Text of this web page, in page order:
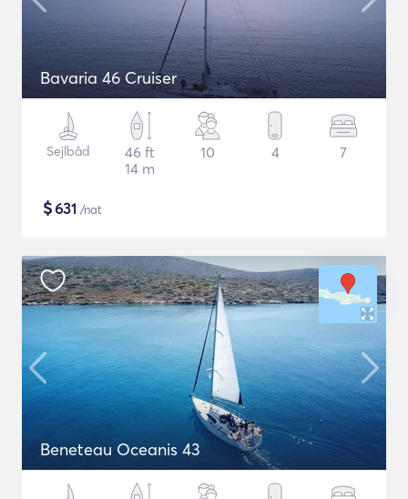
Bavaria 46 Cruiser
Sejlbåd
46 ft
14 m
10 4 7
$631 /nat
Beneteau Oceanis 43